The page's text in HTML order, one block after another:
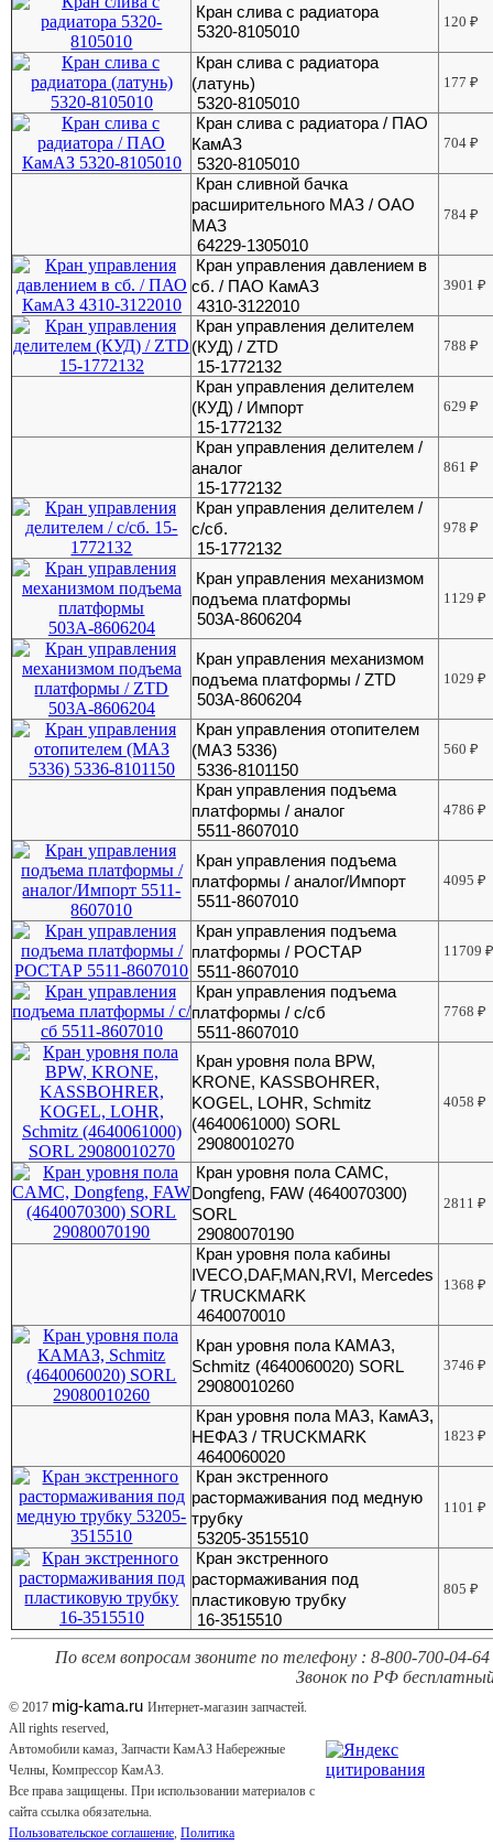
Кран слива с радиатора
5320-8105010
120₽
Кран слива с радиатора
(латунь)
5320-8105010
177₽
Кран слива с радиатора / ПАО
КамАЗ
5320-8105010
704₽
Кран сливной бачка
расширительного МАЗ / ОАО
МАЗ
64229-1305010
784₽
Кран управления давлением в
сб. / ПАО КамАЗ
4310-3122010
3901₽
Кран управления делителем
(КУД) / ZTD
15-1772132
788₽
Кран управления делителем
(КУД) / Импорт
15-1772132
629₽
Кран управления делителем /
аналог
15-1772132
861₽
Кран управления делителем /
с/сб.
15-1772132
978₽
Кран управления механизмом
подъема платформы
503А-8606204
1129₽
Кран управления механизмом
подъема платформы / ZTD
503А-8606204
1029₽
Кран управления отопителем
(МАЗ 5336)
5336-8101150
560₽
Кран управления подъема
платформы / аналог
5511-8607010
4786₽
Кран управления подъема
платформы / аналог/Импорт
5511-8607010
4095₽
Кран управления подъема
платформы / РОСТАР
5511-8607010
11709
Кран управления подъема
платформы / с/сб
5511-8607010
7768₽
Кран уровня пола BPW,
KRONE, KASSBOHRER,
KOGEL, LOHR, Schmitz
(4640061000) SORL
29080010270
4058₽
Кран уровня пола CAMC,
Dongfeng, FAW (4640070300)
SORL
29080070190
2811₽
Кран уровня пола кабины
IVECO,DAF,MAN,RVI, Mercedes
/ TRUCKMARK
4640070010
1368₽
Кран уровня пола КАМАЗ,
Schmitz (4640060020) SORL
29080010260
3746₽
Кран уровня пола МАЗ, КамАЗ,
НЕФАЗ / TRUCKMARK
4640060020
1823₽
Кран экстренного
растормаживания под медную
трубку
53205-3515510
1101₽
Кран экстренного
растормаживания под
пластиковую трубку
16-3515510
805₽
По всем вопросам звоните по телефону : 8-800-700-04-64
Звонок по РФ
© 2017 mig-kama.ru Интернет-магазин запчастей.
All rights reserved,
Автомобили камаз, Запчасти КамАЗ Набережные
Челны, Компрессор КамАЗ.
Все права защищены. При использовании материалов с
сайта ссылка обязательна.
Пользовательское соглашение, Политика